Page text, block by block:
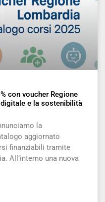
con voucher Regione
digitale e la sostenibilità
la
aggiornato
finanziabili tramite
All’interno una nuova